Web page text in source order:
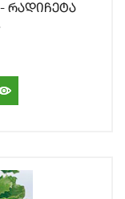
რადიჩეტა